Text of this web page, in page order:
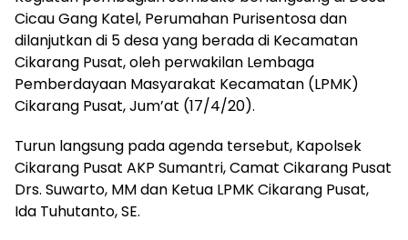
Cicau Gang Katel, Perumahan Purisentosa dan
dilanjutkan di 5 desa yang berada di Kecamatan
Cikarang Pusat, oleh perwakilan Lembaga
Pemberdayaan Masyarakat Kecamatan (LPMK)
Cikarang Pusat, Jum’at (17/4/20).
Turun langsung pada agenda tersebut, Kapolsek
Cikarang Pusat AKP Sumantri, Camat Cikarang Pusat
Drs. Suwarto, MM dan Ketua LPMK Cikarang Pusat,
Ida Tuhutanto, SE.